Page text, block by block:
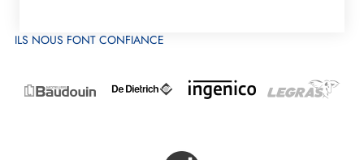
ILS NOUS FONT CONFIANCE